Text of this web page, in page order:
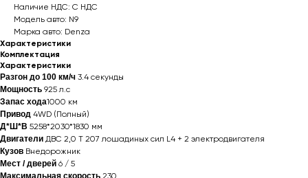
Наличие НДС: С НДС
Модель авто: N9
Марка авто: Denza
Характеристики
Комплектация
Характеристики
Разгон до 100 км/ч 3.4 секунды
Мощность 925 л.с
Запас хода1000 км
Привод 4WD (Полный)
Д*Ш*В 5258*2030*1830 мм
Двигатели ДВС 2,0 Т 207 лошадиных сил L4 + 2 электродвигателя
Кузов Внедорожник
Мест / дверей 6 / 5
Максимальная скорость 230